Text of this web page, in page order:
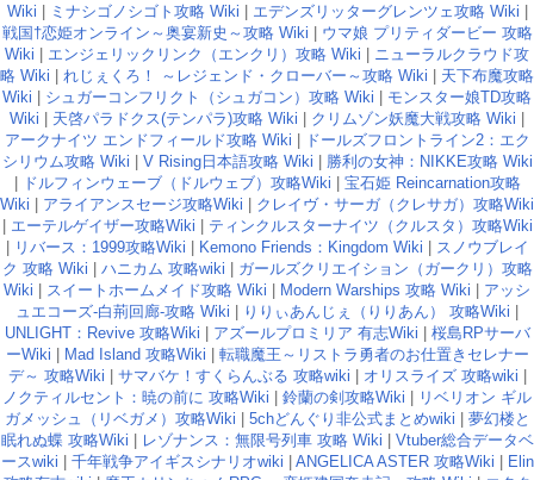
Wiki | ミナシゴノシゴト攻略 Wiki | エデンズリッターグレンツェ攻略 Wiki |
戦国†恋姫オンライン～奥宴新史～攻略 Wiki | ウマ娘 プリティダービー 攻略
Wiki | エンジェリックリンク（エンクリ）攻略 Wiki | ニューラルクラウド攻
略 Wiki | れじぇくろ！ ～レジェンド・クローバー～攻略 Wiki | 天下布魔攻略
Wiki | シュガーコンフリクト（シュガコン）攻略 Wiki | モンスター娘TD攻略
Wiki | 天啓パラドクス(テンパラ)攻略 Wiki | クリムゾン妖魔大戦攻略 Wiki |
アークナイツ エンドフィールド攻略 Wiki | ドールズフロントライン2：エク
シリウム攻略 Wiki | V Rising日本語攻略 Wiki | 勝利の女神：NIKKE攻略 Wiki
| ドルフィンウェーブ（ドルウェブ）攻略Wiki | 宝石姫 Reincarnation攻略
Wiki | アライアンスセージ攻略Wiki | クレイヴ・サーガ（クレサガ）攻略Wiki
| エーテルゲイザー攻略Wiki | ティンクルスターナイツ（クルスタ）攻略Wiki
| リバース：1999攻略Wiki | Kemono Friends：Kingdom Wiki | スノウブレイ
ク 攻略 Wiki | ハニカム 攻略wiki | ガールズクリエイション（ガークリ）攻略
Wiki | スイートホームメイド攻略 Wiki | Modern Warships 攻略 Wiki | アッシ
ュエコーズ-白荊回廊-攻略 Wiki | りりぃあんじぇ（りりあん） 攻略Wiki |
UNLIGHT：Revive 攻略Wiki | アズールプロミリア 有志Wiki | 桜島RPサーバ
ーWiki | Mad Island 攻略Wiki | 転職魔王～リストラ勇者のお仕置きセレナー
デ～ 攻略Wiki | サマバケ！すくらんぶる 攻略wiki | オリスライズ 攻略wiki |
ノクティルセント：暁の前に 攻略Wiki | 鈴蘭の剣攻略Wiki | リベリオン ギル
ガメッシュ（リベガメ）攻略Wiki | 5chどんぐり非公式まとめwiki | 夢幻楼と
眠れぬ蝶 攻略Wiki | レゾナンス：無限号列車 攻略 Wiki | Vtuber総合データベ
ースwiki | 千年戦争アイギスシナリオwiki | ANGELICA ASTER 攻略Wiki | Elin